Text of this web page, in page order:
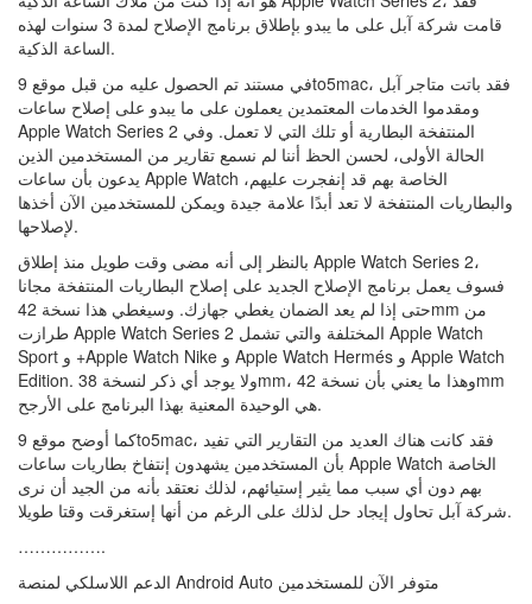
قامت شركة آبل على ما يبدو بإطلاق برنامج الإصلاح لمدة 3 سنوات لهذه
الساعة الذكية.
في مستند تم الحصول عليه من قبل موقع 9to5mac، فقد باتت متاجر آبل
ومقدموا الخدمات المعتمدين يعملون على ما يبدو على إصلاح ساعات
Apple Watch Series 2 المنتفخة البطارية أو تلك التي لا تعمل. وفي
الحالة الأولى، لحسن الحظ أننا لم نسمع تقارير من المستخدمين الذين
يدعون بأن ساعات Apple Watch الخاصة بهم قد إنفجرت عليهم،
والبطاريات المنتفخة لا تعد أبدًا علامة جيدة ويمكن للمستخدمين الآن أخذها
لإصلاحها.
بالنظر إلى أنه مضى وقت طويل منذ إطلاق Apple Watch Series 2،
فسوف يعمل برنامج الإصلاح الجديد على إصلاح البطاريات المنتفخة مجانا
حتى إذا لم يعد الضمان يغطي جهازك. وسيغطي هذا نسخة 42mm من
طرازت Apple Watch Series 2 المختلفة والتي تشمل Apple Watch
Sport و +Apple Watch Nike و Apple Watch Hermés و Apple Watch
Edition. ولا يوجد أي ذكر لنسخة 38mm، وهذا ما يعني بأن نسخة 42mm
هي الوحيدة المعنية بهذا البرنامج على الأرجح.
كما أوضح موقع 9to5mac، فقد كانت هناك العديد من التقارير التي تفيد
بأن المستخدمين يشهدون إنتفاخ بطاريات ساعات Apple Watch الخاصة
بهم دون أي سبب مما يثير إستيائهم، لذلك نعتقد بأنه من الجيد أن نرى
شركة آبل تحاول إيجاد حل لذلك على الرغم من أنها إستغرقت وقتا طويلا.
…………….
الدعم اللاسلكي لمنصة Android Auto متوفر الآن للمستخدمين